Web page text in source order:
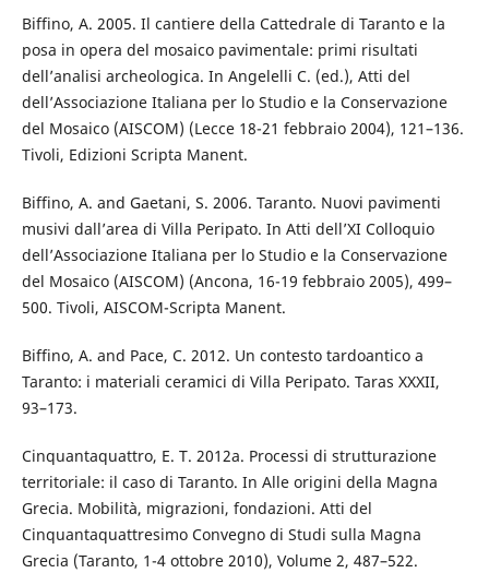
Biffino, A. 2005. Il cantiere della Cattedrale di Taranto e la
posa in opera del mosaico pavimentale: primi risultati
dell’analisi archeologica. In Angelelli C. (ed.), Atti del
dell’Associazione Italiana per lo Studio e la Conservazione
del Mosaico (AISCOM) (Lecce 18-21 febbraio 2004), 121–136.
Tivoli, Edizioni Scripta Manent.
Biffino, A. and Gaetani, S. 2006. Taranto. Nuovi pavimenti
musivi dall’area di Villa Peripato. In Atti dell’XI Colloquio
dell’Associazione Italiana per lo Studio e la Conservazione
del Mosaico (AISCOM) (Ancona, 16-19 febbraio 2005), 499–
500. Tivoli, AISCOM-Scripta Manent.
Biffino, A. and Pace, C. 2012. Un contesto tardoantico a
Taranto: i materiali ceramici di Villa Peripato. Taras XXXII,
93–173.
Cinquantaquattro, E. T. 2012a. Processi di strutturazione
territoriale: il caso di Taranto. In Alle origini della Magna
Grecia. Mobilità, migrazioni, fondazioni. Atti del
Cinquantaquattresimo Convegno di Studi sulla Magna
Grecia (Taranto, 1-4 ottobre 2010), Volume 2, 487–522.